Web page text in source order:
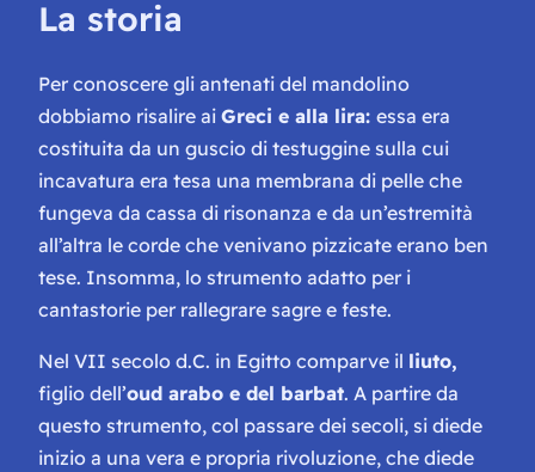
La storia
Per conoscere gli antenati del mandolino
dobbiamo risalire ai Greci e alla lira: essa era
costituita da un guscio di testuggine sulla cui
incavatura era tesa una membrana di pelle che
fungeva da cassa di risonanza e da un’estremità
all’altra le corde che venivano pizzicate erano ben
tese. Insomma, lo strumento adatto per i
cantastorie per rallegrare sagre e feste.
Nel VII secolo d.C. in Egitto comparve il liuto,
figlio dell’oud arabo e del barbat. A partire da
questo strumento, col passare dei secoli, si diede
inizio a una vera e propria rivoluzione, che diede